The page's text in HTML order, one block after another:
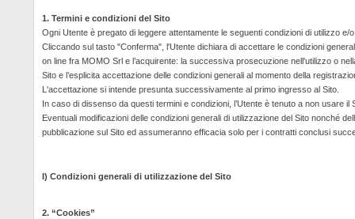
1. Termini e condizioni del Sito
Ogni Utente è pregato di leggere attentamente le seguenti condizioni di utilizzo e/
Cliccando sul tasto "Conferma", l'Utente dichiara di accettare le condizioni
on line fra MOMO Srl e l’acquirente: la successiva prosecuzione nell'utilizzo o
Sito e l’esplicita accettazione delle condizioni generali al momento della
L'accettazione si intende presunta successivamente al primo ingresso al Sito.
In caso di dissenso da questi termini e condizioni, l’Utente è tenuto a non usare
Eventuali modificazioni delle condizioni generali di utilizzazione del Sito nonché
pubblicazione sul Sito ed assumeranno efficacia solo per i contratti conclusi
I) Condizioni generali di utilizzazione del Sito
2. “Cookies”